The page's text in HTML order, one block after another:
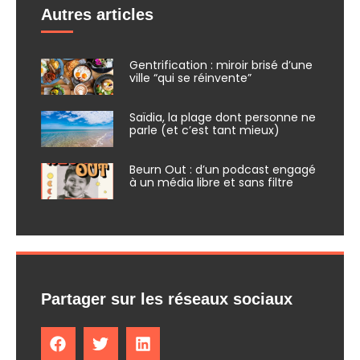
Autres articles
Gentrification : miroir brisé d’une
ville “qui se réinvente”
Saïdia, la plage dont personne ne
parle (et c’est tant mieux)
Beurn Out : d’un podcast engagé
à un média libre et sans filtre
Partager sur les réseaux sociaux